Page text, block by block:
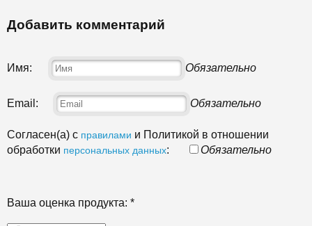
Добавить комментарий
Имя: Обязательно
Email: Обязательно
Согласен(а) с правилами и Политикой в отношении
обработки персональных данных: Обязательно
Ваша оценка продукта: *